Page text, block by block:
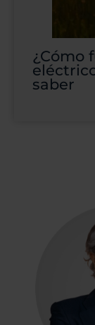
¿Cómo
saber